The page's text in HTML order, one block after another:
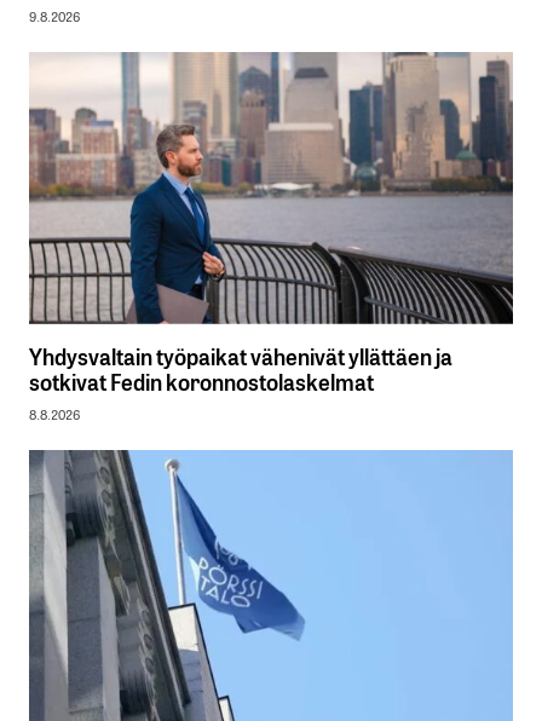
9.8.2026
Yhdysvaltain työpaikat vähenivät yllättäen ja
sotkivat Fedin koronnostolaskelmat
8.8.2026